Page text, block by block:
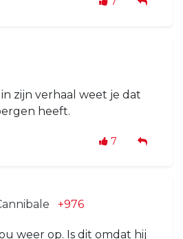
zijn verhaal weet je dat
heeft.
7
+976
weer op. Is dit omdat hij